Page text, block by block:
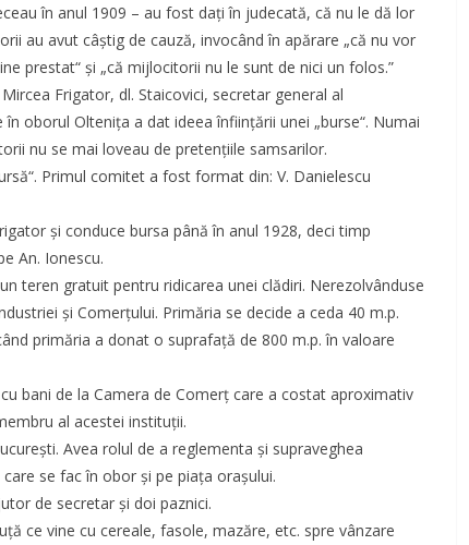
în anul 1909 – au fost daţi în judecată, că nu le dă lor
au avut câştig de cauză, invocând în apărare „că nu vor
prestat“ şi „că mijlocitorii nu le sunt de nici un folos.”
Frigator, dl. Staicovici, secretar general al
oborul Olteniţa a dat ideea înfiinţării unei „burse“. Numai
nu se mai loveau de pretenţiile samsarilor.
Primul comitet a fost format din: V. Danielescu
şi conduce bursa până în anul 1928, deci timp
An. Ionescu.
teren gratuit pentru ridicarea unei clădiri. Nerezolvânduse
şi Comerţului. Primăria se decide a ceda 40 m.p.
primăria a donat o suprafaţă de 800 m.p. în valoare
bani de la Camera de Comerţ care a costat aproximativ
al acestei instituţii.
Avea rolul de a reglementa şi supraveghea
se fac în obor şi pe piaţa oraşului.
de secretar şi doi paznici.
ce vine cu cereale, fasole, mazăre, etc. spre vânzare